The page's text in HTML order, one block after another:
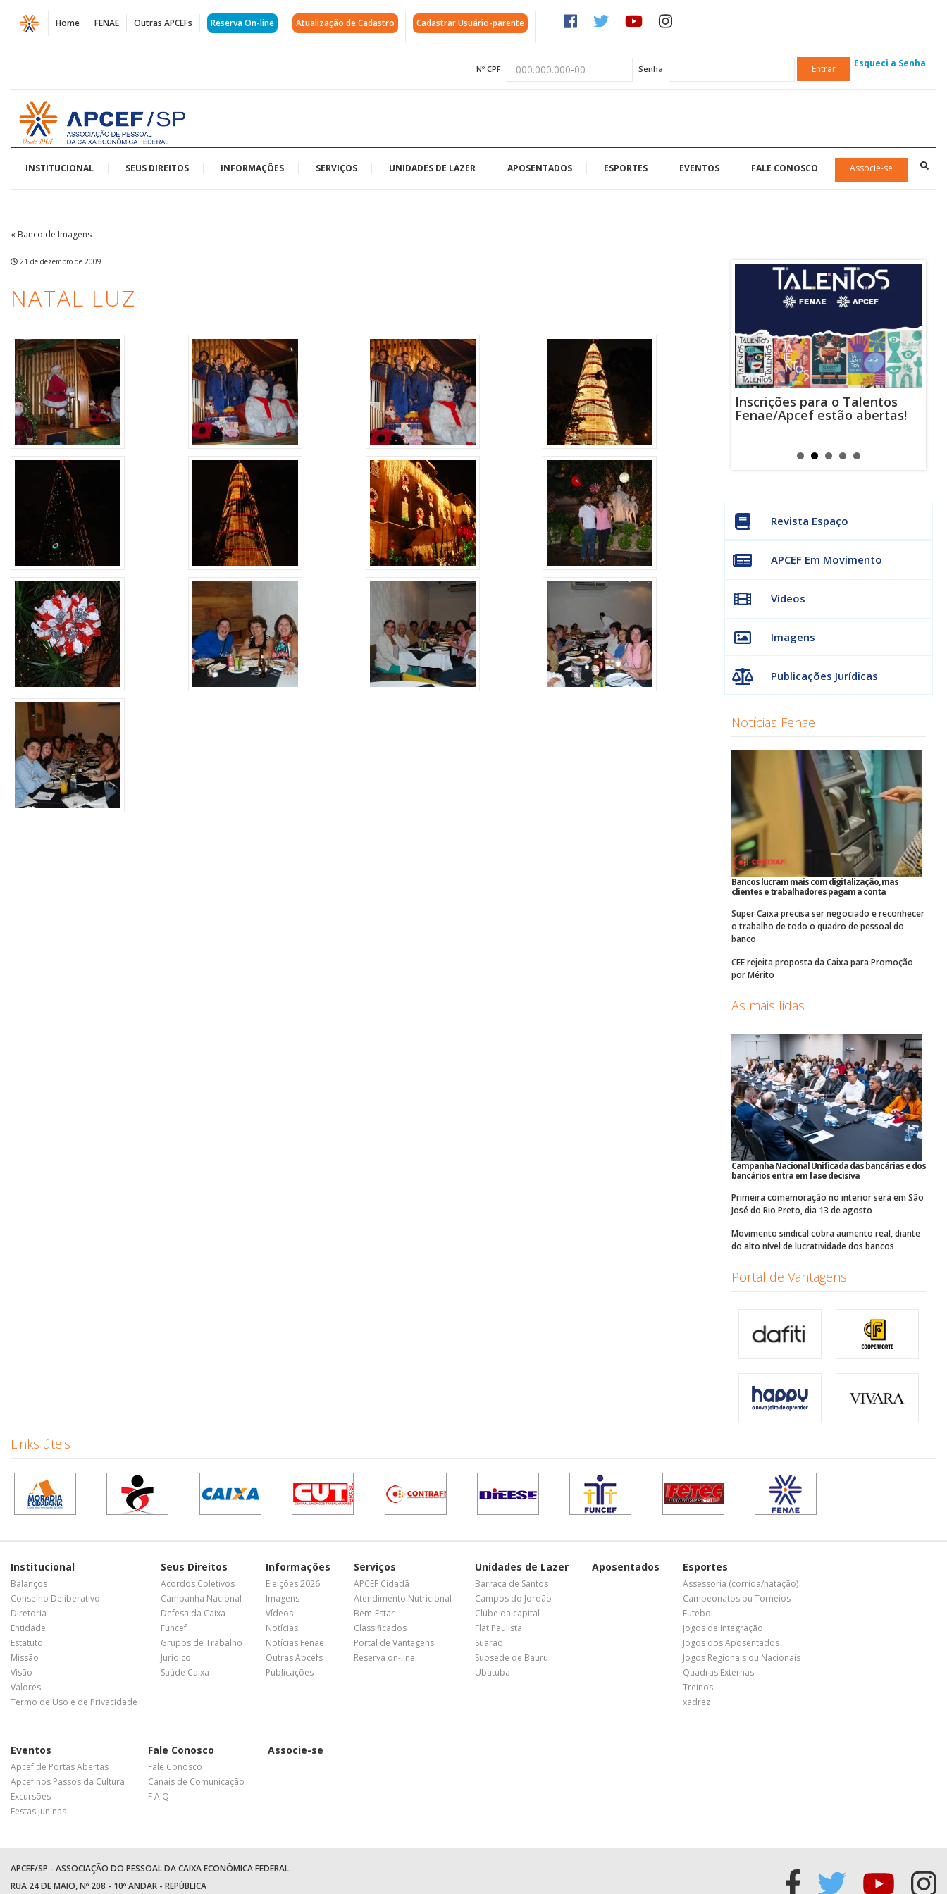
Página
Natal
APCEF/SP
Home FENAE Outras APCEFs Reserva On-line Atualização de Cadastro Cadastrar Usuário-parente
Nº CPF Senha Entrar Esqueci a Senha
Acessar
página
inicial
INSTITUCIONAL SEUS DIREITOS INFORMAÇÕES SERVIÇOS UNIDADES DE LAZER APOSENTADOS ESPORTES EVENTOS FALE CONOSCO Associe-se
« Banco de Imagens
21 de dezembro de 2009
NATAL LUZ
Aproveite a parceria da Apcef
com o Sesi e invista em saúde
e momentos de lazer!
Alerta: golpistas usam
WhatsApp e e-mail para
enviar falsas mensagens
sobre processos judiciais
Inscrições para o Talentos
Fenae/Apcef estão abertas!
Revista Espaço
APCEF Em Movimento
Vídeos
Imagens
Publicações Jurídicas
Notícias Fenae
Bancos lucram mais com digitalização, mas
clientes e trabalhadores pagam a conta
Super Caixa precisa ser negociado e reconhecer
o trabalho de todo o quadro de pessoal do
banco
CEE rejeita proposta da Caixa para Promoção
por Mérito
As mais lidas
Campanha Nacional Unificada das bancárias e dos
bancários entra em fase decisiva
Primeira comemoração no interior será em São
José do Rio Preto, dia 13 de agosto
Movimento sindical cobra aumento real, diante
do alto nível de lucratividade dos bancos
Portal de Vantagens
Links úteis
Institucional
Balanços
Conselho Deliberativo
Diretoria
Entidade
Estatuto
Missão
Visão
Valores
Termo de Uso e de Privacidade
Seus Direitos
Acordos Coletivos
Campanha Nacional
Defesa da Caixa
Funcef
Grupos de Trabalho
Jurídico
Saúde Caixa
Informações
Eleições 2026
Imagens
Vídeos
Notícias
Notícias Fenae
Outras Apcefs
Publicações
Serviços
APCEF Cidadã
Atendimento Nutricional
Bem-Estar
Classificados
Portal de Vantagens
Reserva on-line
Unidades de Lazer
Barraca de Santos
Campos do Jordão
Clube da capital
Flat Paulista
Suarão
Subsede de Bauru
Ubatuba
Aposentados Esportes
Assessoria (corrida/natação)
Campeonatos ou Torneios
Futebol
Jogos de Integração
Jogos dos Aposentados
Jogos Regionais ou Nacionais
Quadras Externas
Treinos
xadrez
Eventos
Apcef de Portas Abertas
Apcef nos Passos da Cultura
Excursões
Festas Juninas
Fale Conosco
Fale Conosco
Canais de Comunicação
F A Q
Associe-se
APCEF/SP - ASSOCIAÇÃO DO PESSOAL DA CAIXA ECONÔMICA FEDERAL
RUA 24 DE MAIO, Nº 208 - 10º ANDAR - REPÚBLICA
Acessar
Acessar